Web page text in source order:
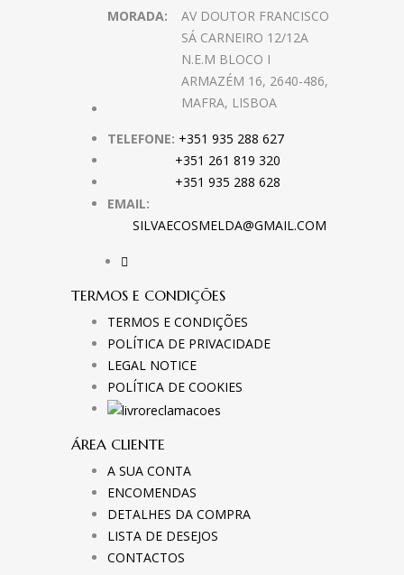
MORADA:
AV DOUTOR FRANCISCO
SÁ CARNEIRO 12/12A
N.E.M BLOCO I
ARMAZÉM 16, 2640-486,
MAFRA, LISBOA
TELEFONE: +351 935 288 627
+351 261 819 320
+351 935 288 628
EMAIL:
SILVAECOSMELDA@GMAIL.COM
TERMOS E CONDIÇÕES
TERMOS E CONDIÇÕES
POLÍTICA DE PRIVACIDADE
LEGAL NOTICE
POLÍTICA DE COOKIES
ÁREA CLIENTE
A SUA CONTA
ENCOMENDAS
DETALHES DA COMPRA
LISTA DE DESEJOS
CONTACTOS